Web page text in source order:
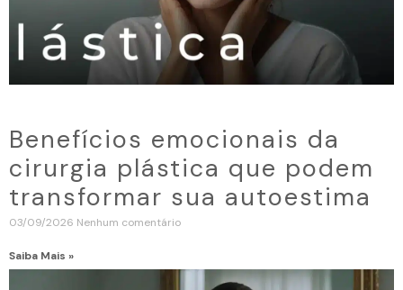
Benefícios emocionais da
cirurgia plástica que podem
transformar sua autoestima
03/09/2026 Nenhum comentário
Saiba Mais »